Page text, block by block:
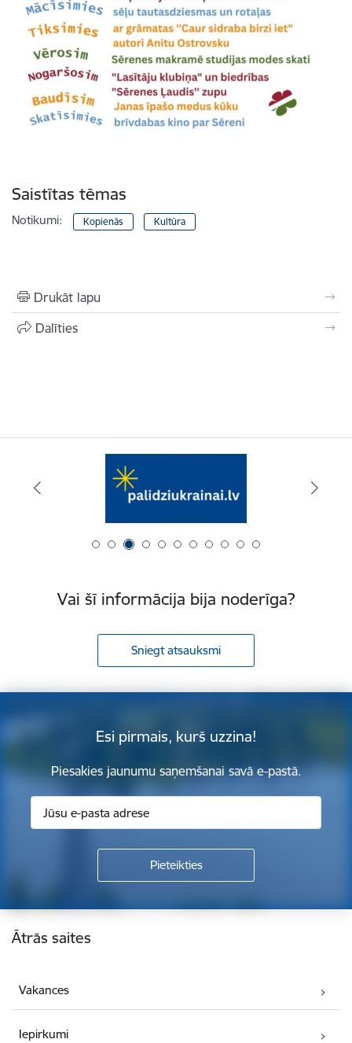
Saistītas tēmas
Notikumi: Kopienās Kultūra
Drukāt lapu
Dalīties
Vai šī informācija bija noderīga?
Sniegt atsauksmi
Esi pirmais, kurš uzzina!
Piesakies jaunumu saņemšanai savā e-pastā.
Kājene
Ātrās saites
Vakances
Iepirkumi